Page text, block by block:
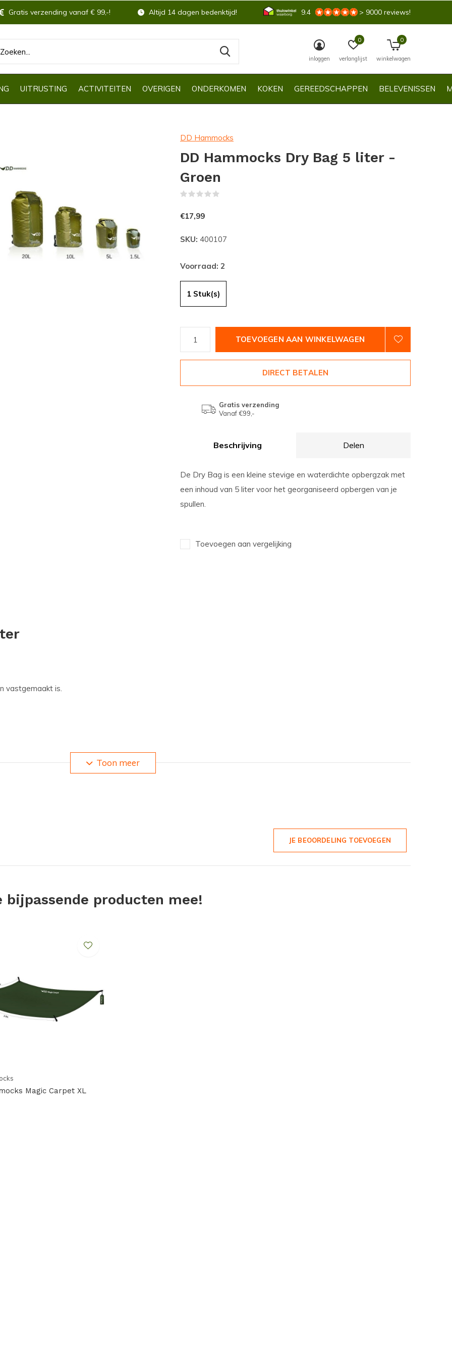
UITRUSTING ACTIVITEITEN OVERIGEN ONDERKOMEN KOKEN GEREEDSCHAPPEN BELEVENISSEN
inloggen verlanglijst
0
winkelwagen
0
Gratis verzending vanaf € 99,-! Altijd 14 dagen bedenktijd! 9.4 > 9000 reviews!
DD Hammocks
DD Hammocks Dry Bag 5 liter -
Groen
€17,99
SKU: 400107
Voorraad: 2
1 Stuk(s)
TOEVOEGEN AAN WINKELWAGEN
DIRECT BETALEN
Gratis verzending
Vanaf €99,-
Beschrijving Delen
De Dry Bag is een kleine stevige en waterdichte opbergzak met
een inhoud van 5 liter voor het georganiseerd opbergen van je
spullen.
Toevoegen aan vergelijking
vastgemaakt is.
voorzien van doorzichtig materiaal. Dit
wat er in de tas zit zonder dat je deze
kunststof clips. De Dry Bag 5 wordt
er in past, blijft droog. Zelfs in de meest
in past en andere isolatie. Veel ruimte
verandering van kleding of andere
, regenkleding of warme
Toon meer
JE BEOORDELING TOEVOEGEN
bijpassende producten mee!
Magic Carpet XL